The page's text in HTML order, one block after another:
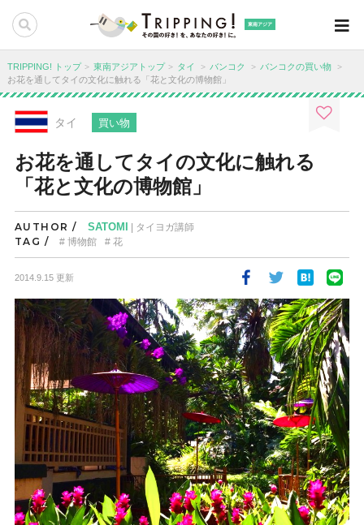
東南アジア
TRIPPING! トップ 東南アジアトップ タイ バンコク
バンコクの買い物
お花を通してタイの文化に触れる「花と文化の博物館」
タイ 買い物
お花を通してタイの文化に触れる
「花と文化の博物館」
AUTHOR / SATOMI | タイヨガ講師
TAG / 博物館 花
2014.9.15 更新